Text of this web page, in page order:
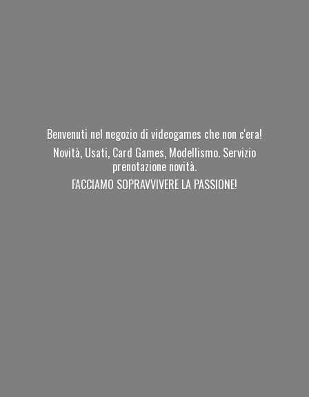
Benvenuti nel negozio di videogames che non c'era!
Novità, Usati, Card Games, Modellismo. Servizio
prenotazione novità.
FACCIAMO SOPRAVVIVERE LA PASSIONE!